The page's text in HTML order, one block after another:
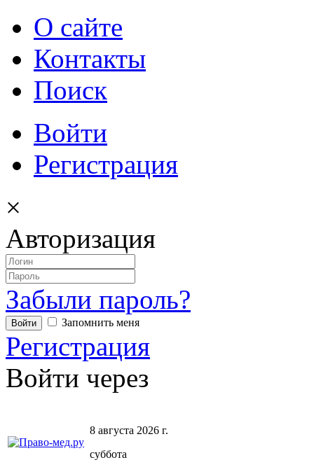
О сайте
Контакты
Поиск
Войти
Регистрация
×
Авторизация
Забыли пароль?
Запомнить меня
Регистрация
Войти через
8 августа 2026 г.
суббота